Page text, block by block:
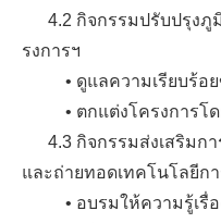
4.2 กิจกรรมปรับปรุงภู
รงการฯ
• ดูแลความเรียบร้อย
• ตกแต่งโครงการโด
4.3 กิจกรรมส่งเสริมกา
และถ่ายทอดเทคโนโลยีกา
• อบรมให้ความรู้เรื่อง